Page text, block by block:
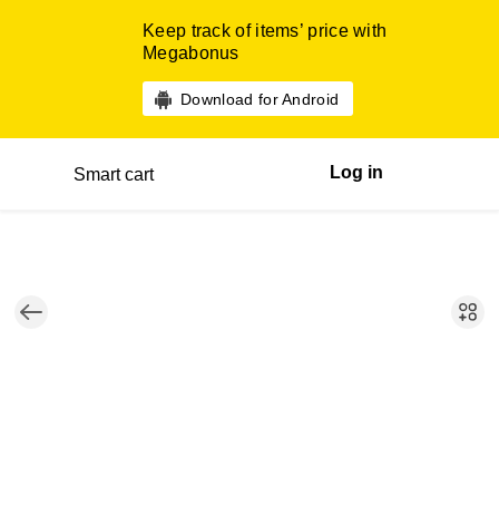
Keep track of items’ price with
Megabonus
Download for Android
Smart cart Log in